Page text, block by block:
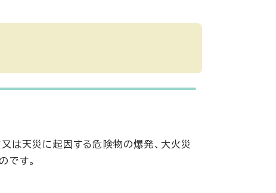
は天災に起因する危険物の爆発、大火災
です。